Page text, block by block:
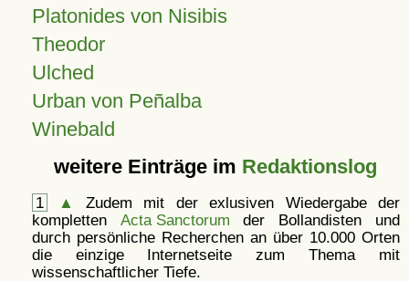
Platonides von Nisibis
Theodor
Ulched
Urban von Peñalba
Winebald
weitere Einträge im Redaktionslog
1 ▲
Zudem mit der exlusiven Wiedergabe der
kompletten Acta Sanctorum der Bollandisten und
durch persönliche Recherchen an über 10.000 Orten
die einzige Internetseite zum Thema mit
wissenschaftlicher Tiefe.